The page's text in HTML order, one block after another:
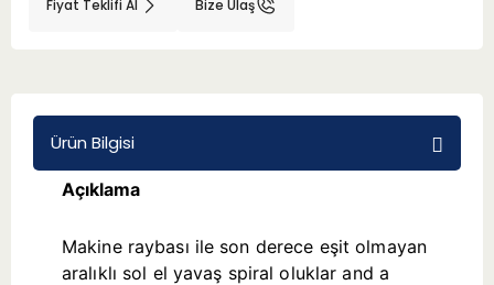
Adaptörler
Aksesuarlar
Fiyat Teklifi Al Bize Ulaş
Ürün Bilgisi
Açıklama
Makine raybası ile son derece eşit olmayan
aralıklı sol el yavaş spiral oluklar and a